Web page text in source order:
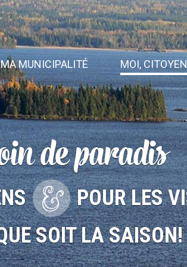
MA MUNICIPALITÉ MOI, CITOYEN